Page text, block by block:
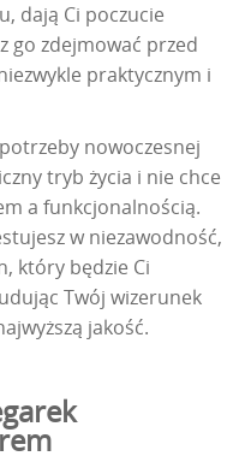
dają Ci poczucie
go zdejmować przed
praktycznym i
nowoczesnej
tryb życia i nie chce
a funkcjonalnością.
w niezawodność,
który będzie Ci
Twój wizerunek
jakość.